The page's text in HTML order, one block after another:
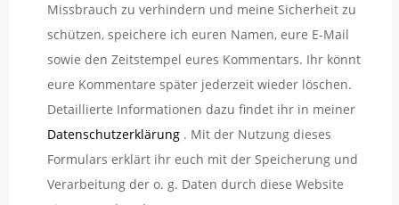
Missbrauch zu verhindern und meine Sicherheit zu
schützen, speichere ich euren Namen, eure E-Mail
sowie den Zeitstempel eures Kommentars. Ihr könnt
eure Kommentare später jederzeit wieder löschen.
Detaillierte Informationen dazu findet ihr in meiner
Datenschutzerklärung . Mit der Nutzung dieses
Formulars erklärt ihr euch mit der Speicherung und
Verarbeitung der o. g. Daten durch diese Website